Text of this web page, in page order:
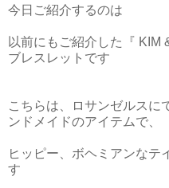
今日ご紹介するのは
以前にもご紹介した『 KIM
ブレスレットです
こちらは、ロサンゼルスに
ンドメイドのアイテムで、
ヒッピー、ボヘミアンなテ
す